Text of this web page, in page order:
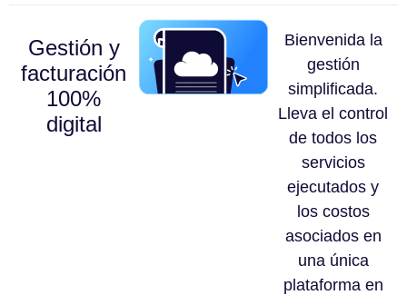
Gestión y
facturación
100%
digital
Bienvenida la
gestión
simplificada.
Lleva el control
de todos los
servicios
ejecutados y
los costos
asociados en
una única
plataforma en